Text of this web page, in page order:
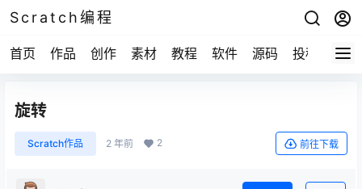
Scratch编程
首页 作品 创作 素材 教程 软件 源码 投稿 关于
旋转
Scratch作品 2 年前 2 前往下载